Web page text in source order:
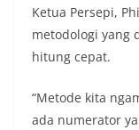
Ketua Persepi,
metodologi yang
hitung cepat.
“Metode kita
ada numerator